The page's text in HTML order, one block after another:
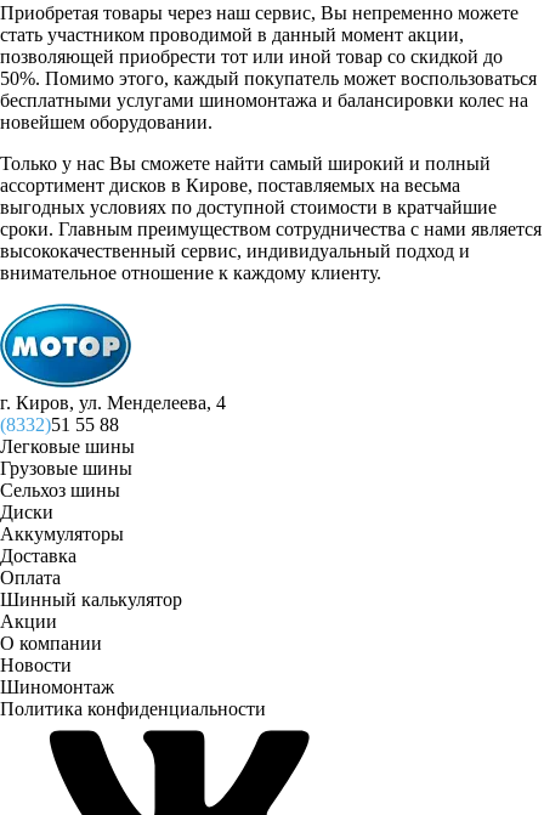
Приобретая товары через наш сервис, Вы непременно можете
стать участником проводимой в данный момент акции,
позволяющей приобрести тот или иной товар со скидкой до
50%. Помимо этого, каждый покупатель может воспользоваться
бесплатными услугами шиномонтажа и балансировки колес на
новейшем оборудовании.
Только у нас Вы сможете найти самый широкий и полный
ассортимент дисков в Кирове, поставляемых на весьма
выгодных условиях по доступной стоимости в кратчайшие
сроки. Главным преимуществом сотрудничества с нами является
высококачественный сервис, индивидуальный подход и
внимательное отношение к каждому клиенту.
г. Киров, ул. Менделеева, 4
(8332)51 55 88
Легковые шины
Грузовые шины
Сельхоз шины
Диски
Аккумуляторы
Доставка
Оплата
Шинный калькулятор
Акции
О компании
Новости
Шиномонтаж
Политика конфиденциальности